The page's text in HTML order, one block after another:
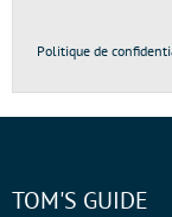
Politique de
TOM'S GUIDE